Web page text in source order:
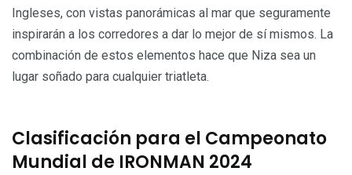
Ingleses, con vistas panorámicas al mar que seguramente
inspirarán a los corredores a dar lo mejor de sí mismos. La
combinación de estos elementos hace que Niza sea un
lugar soñado para cualquier triatleta.
Clasificación para el Campeonato
Mundial de IRONMAN 2024